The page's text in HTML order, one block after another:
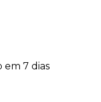
7 dias